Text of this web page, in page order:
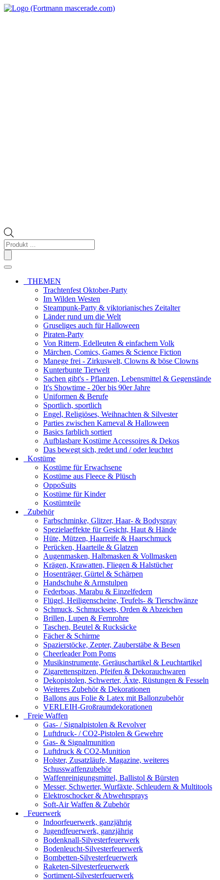
Products
search
THEMEN
Trachtenfest Oktober-Party
Im Wilden Westen
Steampunk-Party & viktorianisches Zeitalter
Länder rund um die Welt
Gruseliges auch für Halloween
Piraten-Party
Von Rittern, Edelleuten & einfachem Volk
Märchen, Comics, Games & Science Fiction
Manege frei - Zirkuswelt, Clowns & böse Clowns
Kunterbunte Tierwelt
Sachen gibt's - Pflanzen, Lebensmittel & Gegenstände
It's Showtime - 20er bis 90er Jahre
Uniformen & Berufe
Sportlich, sportlich
Engel, Religiöses, Weihnachten & Silvester
Parties zwischen Karneval & Halloween
Basics farblich sortiert
Aufblasbare Kostüme Accessoires & Dekos
Das bewegt sich, redet und / oder leuchtet
Kostüme
Kostüme für Erwachsene
Kostüme aus Fleece & Plüsch
OppoSuits
Kostüme für Kinder
Kostümteile
Zubehör
Farbschminke, Glitzer, Haar- & Bodyspray
Spezielaeffekte für Gesicht, Haut & Hände
Hüte, Mützen, Haarreife & Haarschmuck
Perücken, Haarteile & Glatzen
Augenmasken, Halbmasken & Vollmasken
Krägen, Krawatten, Fliegen & Halstücher
Hosenträger, Gürtel & Schärpen
Handschuhe & Armstulpen
Federboas, Marabu & Einzelfedern
Flügel, Heiligenscheine, Teufels- & Tierschwänze
Schmuck, Schmucksets, Orden & Abzeichen
Brillen, Lupen & Fernrohre
Taschen, Beutel & Rucksäcke
Fächer & Schirme
Spazierstöcke, Zepter, Zauberstäbe & Besen
Cheerleader Pom Poms
Musikinstrumente, Geräuschartikel & Leuchtartikel
Zigarettenspitzen, Pfeifen & Dekorauchwaren
Dekopistolen, Schwerter, Äxte, Rüstungen & Fesseln
Weiteres Zubehör & Dekorationen
Ballons aus Folie & Latex mit Ballonzubehör
VERLEIH-Großraumdekorationen
Freie Waffen
Gas- / Signalpistolen & Revolver
Luftdruck- / CO2-Pistolen & Gewehre
Gas- & Signalmunition
Luftdruck & CO2-Munition
Holster, Zusatzläufe, Magazine, weiteres
Schusswaffenzubehör
Waffenreinigungsmittel, Ballistol & Bürsten
Messer, Schwerter, Wurfäxte, Schleudern & Multitools
Elektroschocker & Abwehrsprays
Soft-Air Waffen & Zubehör
Feuerwerk
Indoorfeuerwerk, ganzjährig
Jugendfeuerwerk, ganzjährig
Bodenknall-Silvesterfeuerwerk
Bodenleucht-Silvesterfeuerwerk
Bombetten-Silvesterfeuerwerk
Raketen-Silvesterfeuerwerk
Sortiment-Silvesterfeuerwerk